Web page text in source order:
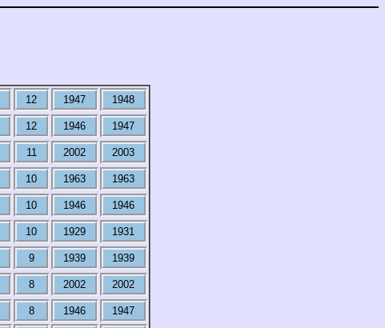
12 1947 1948
12 1946 1947
11 2002 2003
10 1963 1963
10 1946 1946
10 1929 1931
9 1939 1939
8 2002 2002
8 1946 1947